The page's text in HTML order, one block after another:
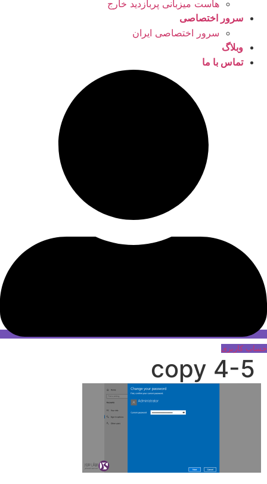
هاست میزبانی پربازدید خارج
سرور اختصاصی
سرور اختصاصی ایران
وبلاگ
تماس با ما
حساب کاربری
4-5 copy